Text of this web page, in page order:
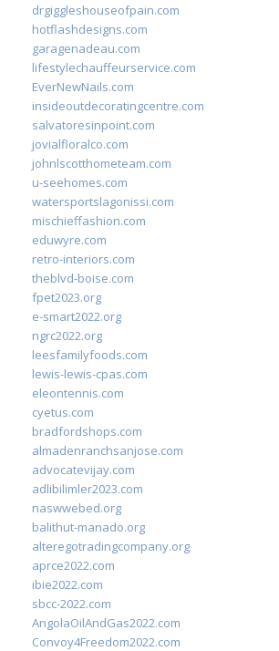
drgiggleshouseofpain.com
hotflashdesigns.com
garagenadeau.com
lifestylechauffeurservice.com
EverNewNails.com
insideoutdecoratingcentre.com
salvatoresinpoint.com
jovialfloralco.com
johnlscotthometeam.com
u-seehomes.com
watersportslagonissi.com
mischieffashion.com
eduwyre.com
retro-interiors.com
theblvd-boise.com
fpet2023.org
e-smart2022.org
ngrc2022.org
leesfamilyfoods.com
lewis-lewis-cpas.com
eleontennis.com
cyetus.com
bradfordshops.com
almadenranchsanjose.com
advocatevijay.com
adlibilimler2023.com
naswwebed.org
balithut-manado.org
alteregotradingcompany.org
aprce2022.com
ibie2022.com
sbcc-2022.com
AngolaOilAndGas2022.com
Convoy4Freedom2022.com